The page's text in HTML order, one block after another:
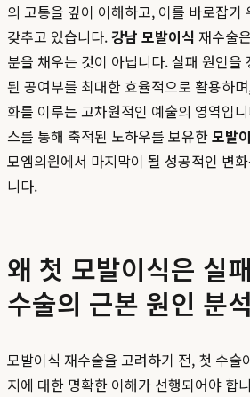
의 고통을 깊이 이해하고, 이를 바로잡기
갖추고 있습니다.강남 모발이식 재수술
분을 채우는 것이 아닙니다. 실패 원인을
된 공여부를 최대한 효율적으로 활용하
화를 이루는 고차원적인 예술의 영역입
스를 통해 축적된 노하우를 보유한모발
모엠의원에서 마지막이 될 성공적인 변
니다.
왜 첫 모발이식은 실
수술의 근본 원인 분석
모발이식 재수술을 고려하기 전, 첫 수술
지에 대한 명확한 이해가 선행되어야 합